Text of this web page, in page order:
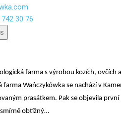
30 76
farma s výrobou kozích,
farma Wańczykówkase nachází v
prasátkem. Pak se objevila
obtížný…